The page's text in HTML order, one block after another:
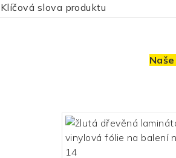
Klíčová slova produktu